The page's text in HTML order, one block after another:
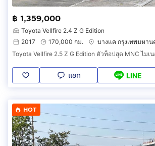
฿ 1,359,000
Toyota Vellfire 2.4 Z G Edition
2017
170,000 กม.
บางแค กรุงเทพมหาน
แชท LINE
HOT